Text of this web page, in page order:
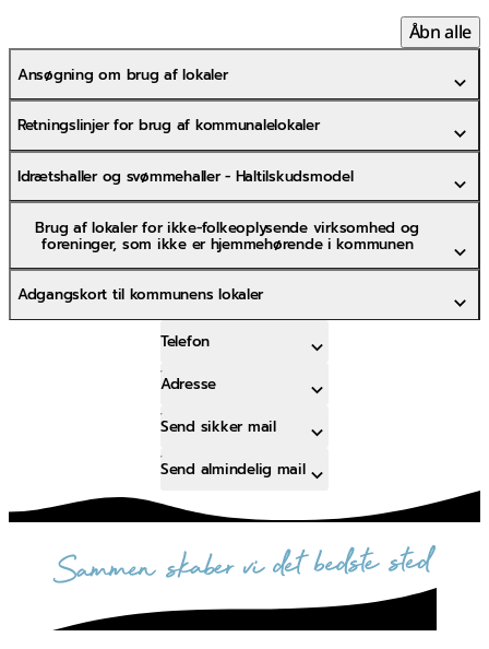
Åbn alle
Ansøgning om brug af lokaler
Retningslinjer for brug af kommunalelokaler
Idrætshaller og svømmehaller - Haltilskudsmodel
Brug af lokaler for ikke-folkeoplysende virksomhed og
foreninger, som ikke er hjemmehørende i kommunen
Adgangskort til kommunens lokaler
Telefon
Adresse
Send sikker mail
Send almindelig mail
sammen skaber vi det bedste sted